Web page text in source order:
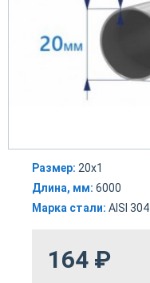
Размер: 20х1
Длина, мм: 6000
Марка стали: AISI 304
164 ₽